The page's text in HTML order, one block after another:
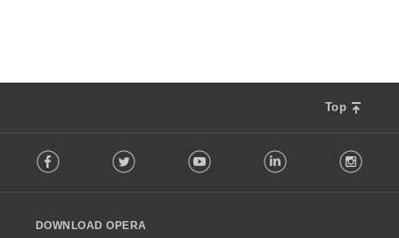
Top
o
w
Facebook Twitter Youtube LinkedIn
DOWNLOAD OPERA